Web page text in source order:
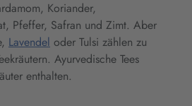
Koriander,
Pfeffer, Safran und Zimt. Aber
Lavendel oder Tulsi zählen zu
Ayurvedische Tees
enthalten.